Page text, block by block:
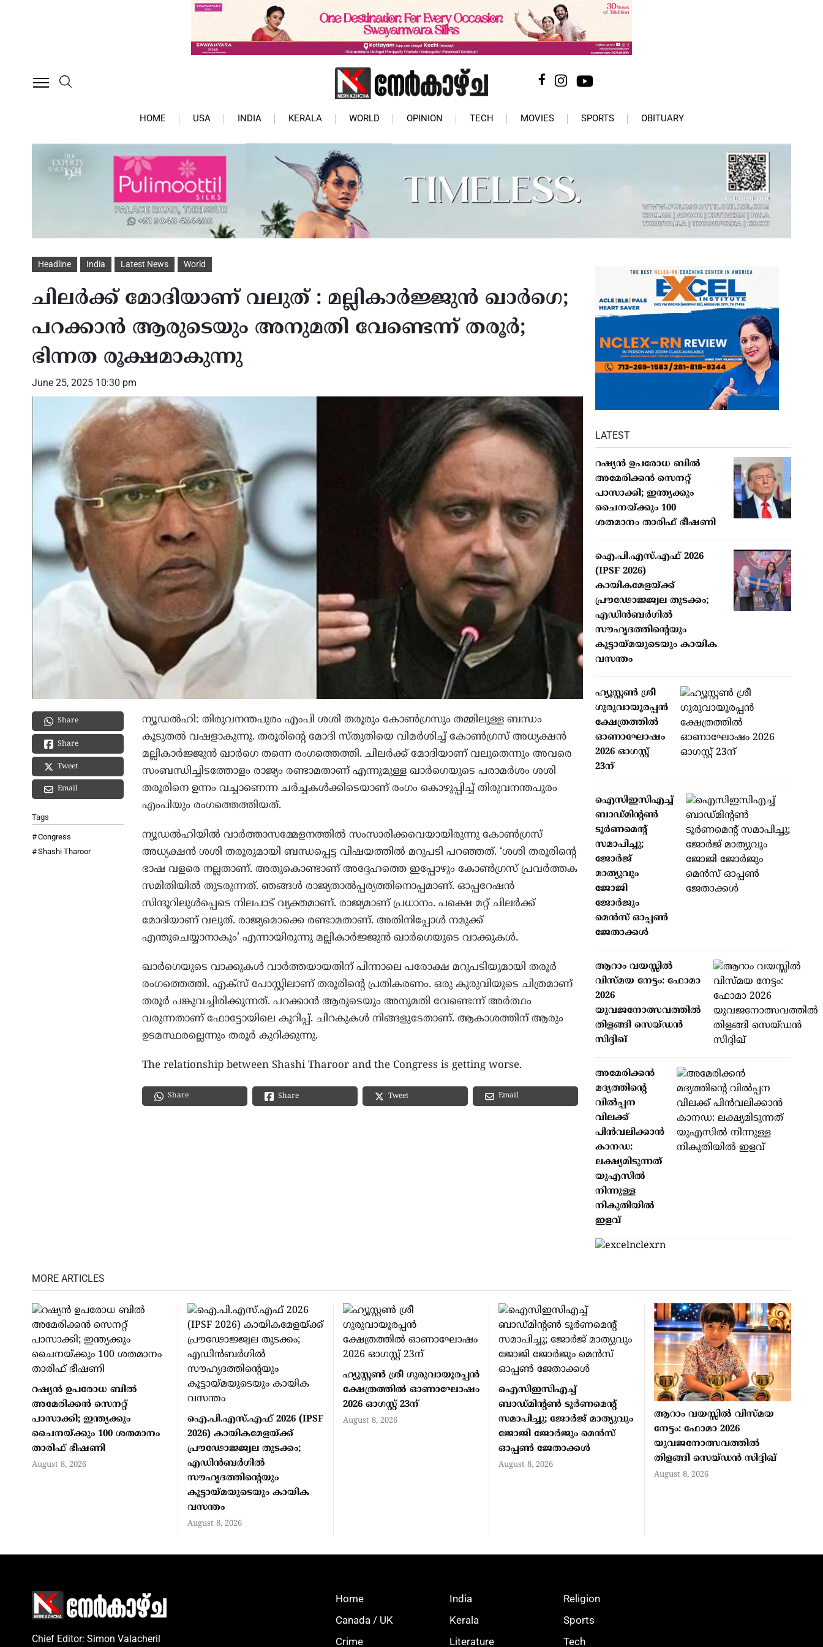
HOME USA INDIA KERALA WORLD OPINION TECH MOVIES SPORTS OBITUARY
Headline India Latest News World
ചിലർക്ക് മോദിയാണ് വലുത് : മല്ലികാർജ്ജുൻ ഖാർഗെ;
പറക്കാൻ ആരുടെയും അനുമതി വേണ്ടെന്ന് തരൂർ;
ഭിന്നത രൂക്ഷമാകുന്നു
June 25, 2025 10:30 pm
Share
Share
Tweet
Email
Tags
Congress
Shashi Tharoor
ന്യൂഡൽഹി: തിരുവനന്തപുരം എംപി ശശി തരൂരും കോൺഗ്രസും തമ്മിലുള്ള ബന്ധം
കൂടുതൽ വഷളാകുന്നു. തരൂരിന്റെ മോദി സ്തുതിയെ വിമർശിച്ച് കോൺഗ്രസ് അധ്യക്ഷൻ
മല്ലികാർജ്ജുൻ ഖാർഗെ തന്നെ രംഗത്തെത്തി. ചിലർക്ക് മോദിയാണ് വലുതെന്നും അവരെ
സംബന്ധിച്ചിടത്തോളം രാജ്യം രണ്ടാമതാണ് എന്നുമുള്ള ഖാർഗെയുടെ പരാമർശം ശശി
തരൂരിനെ ഉന്നം വച്ചാണെന്ന ചർച്ചകൾക്കിടെയാണ് രംഗം കൊഴുപ്പിച്ച് തിരുവനന്തപുരം
എംപിയും രംഗത്തെത്തിയത്.
ന്യൂഡൽഹിയിൽ വാർത്താസമ്മേളനത്തിൽ സംസാരിക്കവെയായിരുന്നു കോൺഗ്രസ്
അധ്യക്ഷൻ ശശി തരൂരുമായി ബന്ധപ്പെട്ട വിഷയത്തിൽ മറുപടി പറഞ്ഞത്. ‘ശശി തരൂരിന്റെ
ഭാഷ വളരെ നല്ലതാണ്. അതുകൊണ്ടാണ് അദ്ദേഹത്തെ ഇപ്പോഴും കോൺഗ്രസ് പ്രവർത്തക
സമിതിയിൽ തുടരുന്നത്. ഞങ്ങൾ രാജ്യതാൽപ്പര്യത്തിനൊപ്പമാണ്. ഓപ്പറേഷൻ
സിന്ദൂറിലുൾപ്പെടെ നിലപാട് വ്യക്തമാണ്. രാജ്യമാണ് പ്രധാനം. പക്ഷെ മറ്റ് ചിലർക്ക്
മോദിയാണ് വലുത്. രാജ്യമൊക്കെ രണ്ടാമതാണ്. അതിനിപ്പോൾ നമുക്ക്
എന്തുചെയ്യാനാകും’ എന്നായിരുന്നു മല്ലികാർജ്ജുൻ ഖാർഗെയുടെ വാക്കുകൾ.
ഖാർഗെയുടെ വാക്കുകൾ വാർത്തയായതിന് പിന്നാലെ പരോക്ഷ മറുപടിയുമായി തരൂർ
രംഗത്തെത്തി. എക്‌സ് പോസ്റ്റിലാണ് തരൂരിന്റെ പ്രതികരണം. ഒരു കുരുവിയുടെ ചിത്രമാണ്
തരൂർ പങ്കുവച്ചിരിക്കുന്നത്. പറക്കാൻ ആരുടെയും അനുമതി വേണ്ടെന്ന് അർത്ഥം
വരുന്നതാണ് ഫോട്ടോയിലെ കുറിപ്പ്. ചിറകുകൾ നിങ്ങളുടേതാണ്. ആകാശത്തിന് ആരും
ഉടമസ്ഥരല്ലെന്നും തരൂർ കുറിക്കുന്നു.
The relationship between Shashi Tharoor and the Congress is getting worse.
Share Share Tweet Email
LATEST
റഷ്യന്‍ ഉപരോധ ബില്‍
അമേരിക്കന്‍ സെനറ്റ്
പാസാക്കി; ഇന്ത്യക്കും
ചൈനയ്ക്കും 100
ശതമാനം താരിഫ് ഭീഷണി
ഐ.പി.എസ്.എഫ് 2026
(IPSF 2026)
കായികമേളയ്ക്ക്
പ്രൗഢോജ്ജ്വല തുടക്കം;
എഡിന്‍ബര്‍ഗില്‍
സൗഹൃദത്തിന്റെയും
കൂട്ടായ്മയുടെയും കായിക
വസന്തം
ഹ്യൂസ്റ്റണ്‍ ശ്രീ
ഗുരുവായൂരപ്പന്‍
ക്ഷേത്രത്തില്‍
ഓണാഘോഷം
2026 ഓഗസ്റ്റ്
23ന്
ഐസിഇസിഎച്ച്
ബാഡ്മിന്റണ്‍
ടൂര്‍ണമെന്റ്
സമാപിച്ചു;
ജോര്‍ജ്
മാത്യുവും
ജോജി
ജോര്‍ജും
മെന്‍സ് ഓപ്പണ്‍
ജേതാക്കള്‍
ആറാം വയസ്സില്‍
വിസ്മയ നേട്ടം: ഫോമാ
2026
യുവജനോത്സവത്തില്‍
തിളങ്ങി സെയ്ഡന്‍
സിദ്ദിഖ്
അമേരിക്കന്‍
മദ്യത്തിന്റെ
വില്‍പ്പന
വിലക്ക്
പിന്‍വലിക്കാന്‍
കാനഡ:
ലക്ഷ്യമിടുന്നത്
യുഎസില്‍
നിന്നുള്ള
നികുതിയില്‍
ഇളവ്
MORE ARTICLES
റഷ്യന്‍ ഉപരോധ ബില്‍
അമേരിക്കന്‍ സെനറ്റ്
പാസാക്കി; ഇന്ത്യക്കും
ചൈനയ്ക്കും 100 ശതമാനം
താരിഫ് ഭീഷണി
August 8, 2026
ഐ.പി.എസ്.എഫ് 2026 (IPSF
2026) കായികമേളയ്ക്ക്
പ്രൗഢോജ്ജ്വല തുടക്കം;
എഡിന്‍ബര്‍ഗില്‍
സൗഹൃദത്തിന്റെയും
കൂട്ടായ്മയുടെയും കായിക
വസന്തം
August 8, 2026
ഹ്യൂസ്റ്റണ്‍ ശ്രീ ഗുരുവായൂരപ്പന്‍
ക്ഷേത്രത്തില്‍ ഓണാഘോഷം
2026 ഓഗസ്റ്റ് 23ന്
August 8, 2026
ഐസിഇസിഎച്ച്
ബാഡ്മിന്റണ്‍ ടൂര്‍ണമെന്റ്
സമാപിച്ചു; ജോര്‍ജ് മാത്യുവും
ജോജി ജോര്‍ജും മെന്‍സ്
ഓപ്പണ്‍ ജേതാക്കള്‍
August 8, 2026
ആറാം വയസ്സില്‍ വിസ്മയ
നേട്ടം: ഫോമാ 2026
യുവജനോത്സവത്തില്‍
തിളങ്ങി സെയ്ഡന്‍ സിദ്ദിഖ്
August 8, 2026
Chief Editor: Simon Valacheril
Home
Canada / UK
Crime
India
Kerala
Literature
Religion
Sports
Tech